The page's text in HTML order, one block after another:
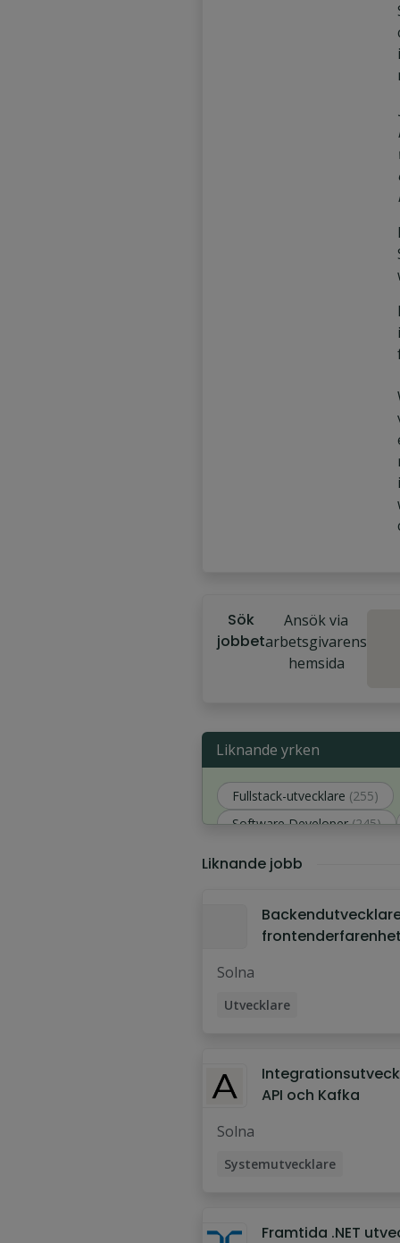
Sök
jobbet
Ansök via
arbetsgivarens
hemsida
Liknande yrken
Fullstack-utvecklare (255)
Software Developer (245)
Liknande jobb
Solna
Utvecklare
API och Kafka
Solna
Systemutvecklare
Framtida .NET